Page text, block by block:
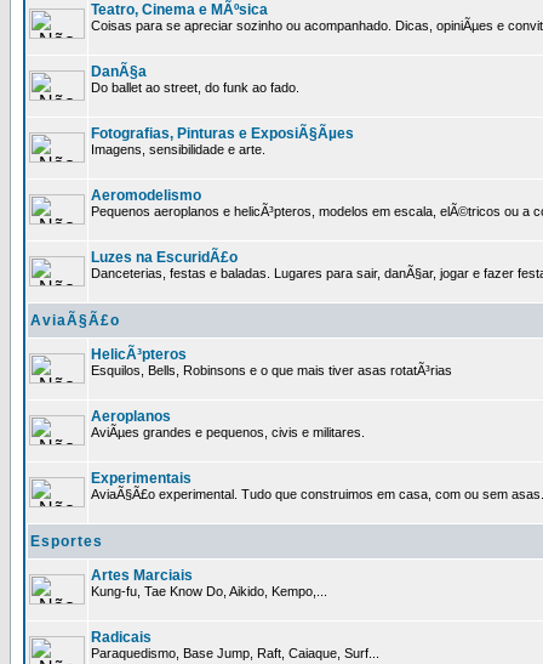
Teatro, Cinema e MÃºsica
Coisas para se apreciar sozinho ou acompanhado. Dicas, opiniÃµes e
DanÃ§a
Do ballet ao street, do funk ao fado.
Fotografias, Pinturas e ExposiÃ§Ãµes
Imagens, sensibilidade e arte.
Aeromodelismo
Pequenos aeroplanos e helicÃ³pteros, modelos em escala, elÃ©tricos ou a
Luzes na EscuridÃ£o
Danceterias, festas e baladas. Lugares para sair, danÃ§ar, jogar e fazer
AviaÃ§Ã£o
HelicÃ³pteros
Esquilos, Bells, Robinsons e o que mais tiver asas rotatÃ³rias
Aeroplanos
AviÃµes grandes e pequenos, civis e militares.
Experimentais
AviaÃ§Ã£o experimental. Tudo que construimos em casa, com ou sem asas.
Esportes
Artes Marciais
Kung-fu, Tae Know Do, Aikido, Kempo,...
Radicais
Paraquedismo, Base Jump, Raft, Caiaque, Surf...